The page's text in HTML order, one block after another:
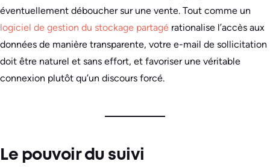
éventuellement déboucher sur une vente. Tout comme un
logiciel de gestion du stockage partagé rationalise l’accès aux
données de manière transparente, votre e-mail de sollicitation
doit être naturel et sans effort, et favoriser une véritable
connexion plutôt qu’un discours forcé.
Le pouvoir du suivi